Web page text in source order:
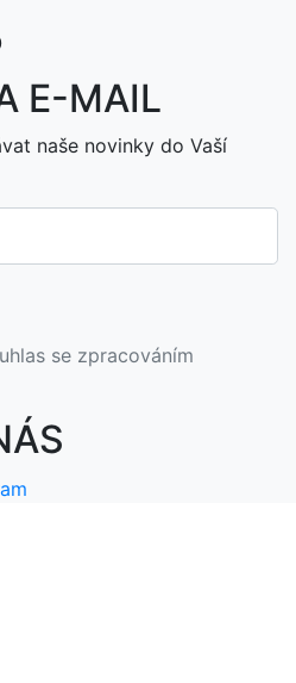
E-MAIL
naše novinky do Vaší
se zpracováním